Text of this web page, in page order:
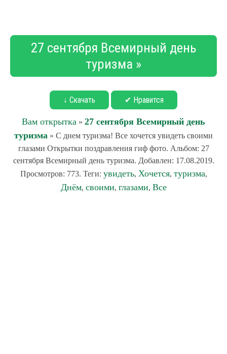
27 сентября Всемирный день
туризма »
↓ Скачать ✔ Нравится
Вам открытка » 27 сентября Всемирный день
туризма » С днем туризма! Все хочется увидеть своими
глазами Открытки поздравления гиф фото. Альбом: 27
сентября Всемирный день туризма. Добавлен: 17.08.2019.
Просмотров: 773. Теги: увидеть, Хочется, туризма,
Днём, своими, глазами, Все